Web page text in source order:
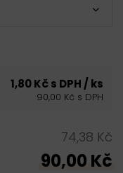
1,80 Kč s DPH / ks
90,00 Kč s DPH
74,38 Kč
90,00 Kč